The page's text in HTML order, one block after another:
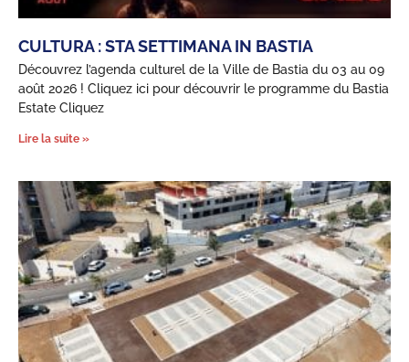
CULTURA : STA SETTIMANA IN BASTIA
Découvrez l’agenda culturel de la Ville de Bastia du 03 au 09
août 2026 ! Cliquez ici pour découvrir le programme du Bastia
Estate Cliquez
Lire la suite »